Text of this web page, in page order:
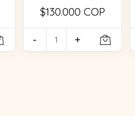
$130.000 COP
- +